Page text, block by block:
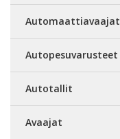
Automaattiavaajat
Autopesuvarusteet
Autotallit
Avaajat